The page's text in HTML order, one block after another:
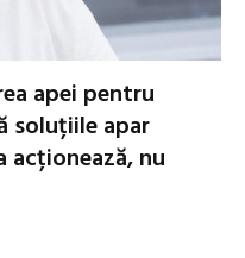
apei pentru
soluțiile apar
nu